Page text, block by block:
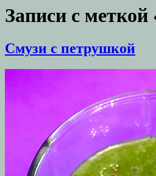
Записи с
Смузи с петрушкой